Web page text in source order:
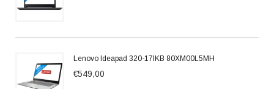
Lenovo Ideapad 320-17IKB 80XM00L5MH
€549,00